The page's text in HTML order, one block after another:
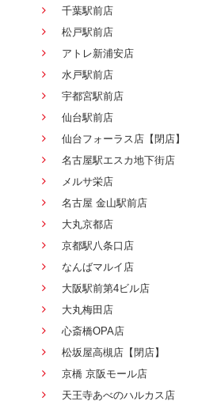
千葉駅前店
松戸駅前店
アトレ新浦安店
水戸駅前店
宇都宮駅前店
仙台駅前店
仙台フォーラス店【閉店】
名古屋駅エスカ地下街店
メルサ栄店
名古屋 金山駅前店
大丸京都店
京都駅八条口店
なんばマルイ店
大阪駅前第4ビル店
大丸梅田店
心斎橋OPA店
松坂屋高槻店【閉店】
京橋 京阪モール店
天王寺あべのハルカス店